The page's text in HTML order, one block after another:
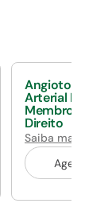
Arterial De
Membro
Direito
Saiba mais
Agendar